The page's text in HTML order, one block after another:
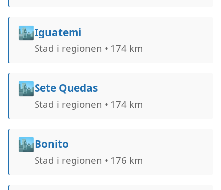
🏙️Iguatemi
Stad i regionen • 174 km
🏙️Sete Quedas
Stad i regionen • 174 km
🏙️Bonito
Stad i regionen • 176 km